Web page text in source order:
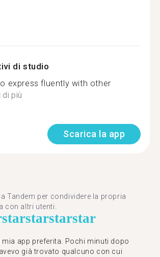
di studio
express fluently with other
di più
Scarica la app
Tandem per condividere la propria
con altri utenti.
starstarstarstar
mia app preferita. Pochi minuti dopo
già trovato qualcuno con cui